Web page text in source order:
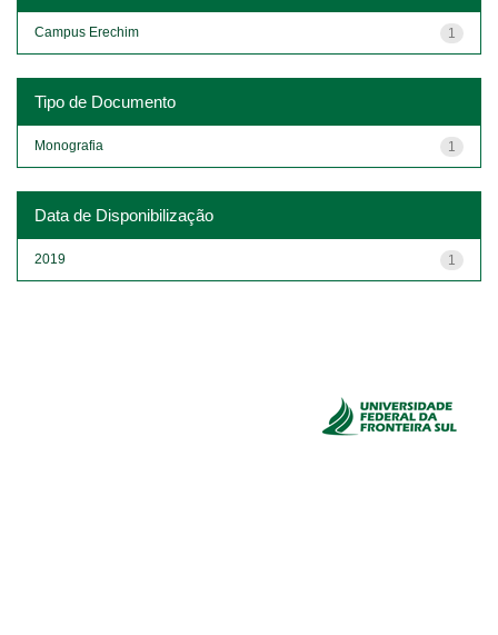
1
Campus Erechim
Tipo de Documento
1
Monografia
Data de Disponibilização
1
2019